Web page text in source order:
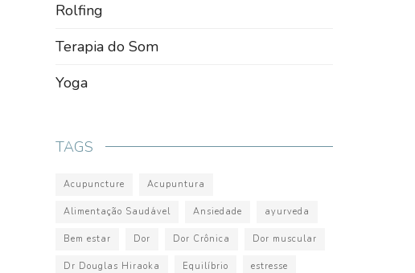
Rolfing
Terapia do Som
Yoga
TAGS
Acupuncture Acupuntura
Alimentação Saudável Ansiedade ayurveda
Bem estar Dor Dor Crônica Dor muscular
Dr Douglas Hiraoka Equilíbrio estresse